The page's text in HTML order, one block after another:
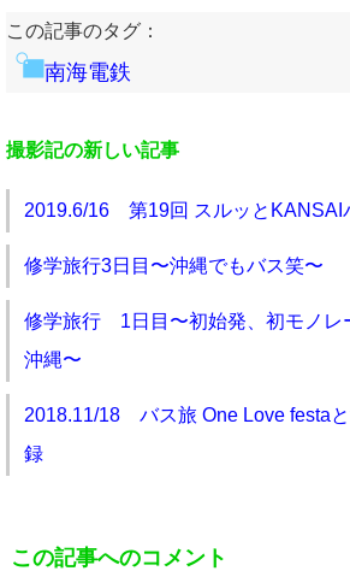
この記事のタグ：
南海電鉄
撮影記の新しい記事
2019.6/16 第19回 スルッとKANSAI
修学旅行3日目〜沖縄でもバス笑〜
修学旅行 1日目〜初始発、初モノレ
沖縄〜
2018.11/18 バス旅 One Love festa
録
この記事へのコメント